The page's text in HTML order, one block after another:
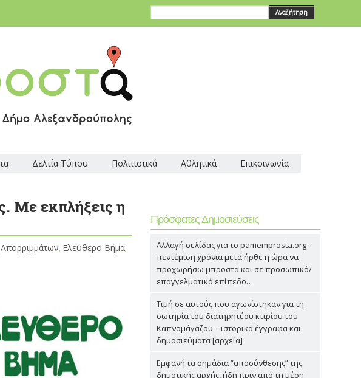
Αναζήτηση
Δελτία Τύπου Πολιτιστικά Αθλητικά Επικοινωνία
Με εκπλήξεις η
Απορριμμάτων, Ελεύθερο Βήμα,
Πρόσφατες Δημοσιεύσεις
Αλλαγή σελίδας για το pamemprosta.org –
πεντέμιση χρόνια μετά ήρθε η ώρα να
προχωρήσω μπροστά και σε προσωπικό/
επαγγελματικό επίπεδο…
Τιμή σε αυτούς που αγωνίστηκαν για τη
σωτηρία του διατηρητέου κτιρίου του
Καπνομάγαζου – ιστορικά έγγραφα και
δημοσιεύματα [αρχεία]
Εμφανή τα σημάδια “αποσύνθεσης” της
δημοτικής αρχής, ήδη πριν από τη μέση